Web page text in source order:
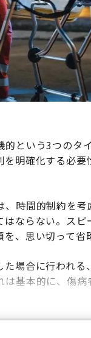
という3つのタ
明確化する必要
時間的制約を
ならない。ス
、思い切って省
場合に行われ
基本的に、傷